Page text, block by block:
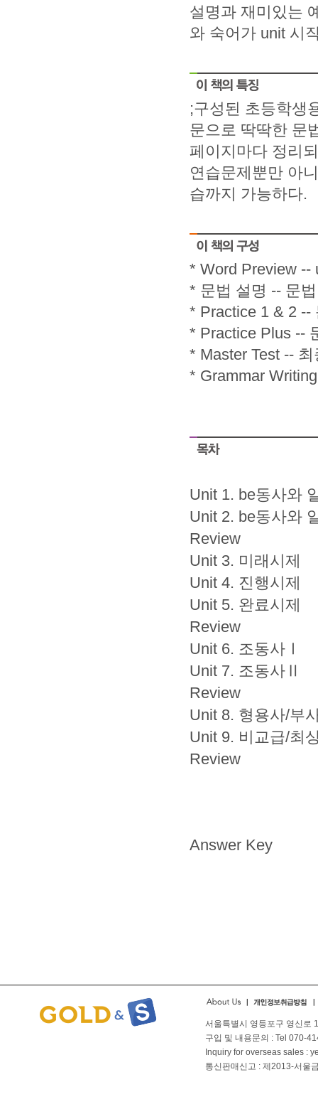
설명과 재미있는
와 숙어가 unit 시
;구성된 초등학생
문으로 딱딱한 문
페이지마다 정리
연습문제뿐만 아
습까지 가능하다.
* Word Preview --
* 문법 설명 -- 문
* Practice 1 & 2 --
* Practice Plus --
* Master Test --
* Grammar
Unit 1. be동사와
Unit 2. be동사와
Review
Unit 3. 미래시제
Unit 4. 진행시제
Unit 5. 완료시제
Review
Unit 6. 조동사Ⅰ
Unit 7. 조동사Ⅱ
Review
Unit 8. 형용사/부
Unit 9. 비교급/최
Review
Answer Key
서울특별시 영등포구 영신로
구입 및 내용문의 : Tel 070-
Inquiry for overseas sales :
통신판매신고 : 제2013-서울